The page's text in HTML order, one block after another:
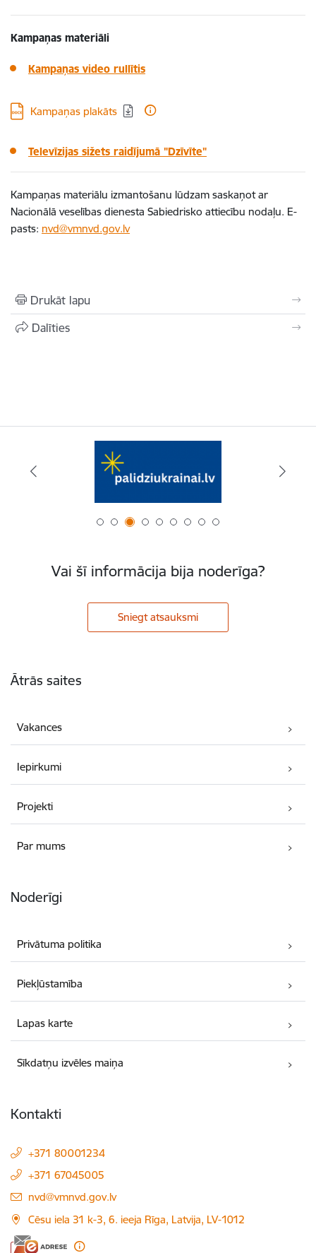
Kampaņas materiāli
Kampaņas video rullītis
Lejupielādēt:
Kampaņas plakāts
Televīzijas sižets raidījumā "Dzīvīte"
Kampaņas materiālu izmantošanu lūdzam saskaņot ar
Nacionālā veselības dienesta Sabiedrisko attiecību nodaļu. E-
pasts: nvd@vmnvd.gov.lv
Drukāt lapu
Dalīties
Vai šī informācija bija noderīga?
Sniegt atsauksmi
Ātrās saites
Vakances
Iepirkumi
Projekti
Par mums
Noderīgi
Privātuma politika
Piekļūstamība
Lapas karte
Sīkdatņu izvēles maiņa
Kontakti
+371 80001234
+371 67045005
E-pasts:
nvd@vmnvd.gov.lv
Cēsu iela 31 k-3, 6. ieeja Rīga, Latvija, LV-1012